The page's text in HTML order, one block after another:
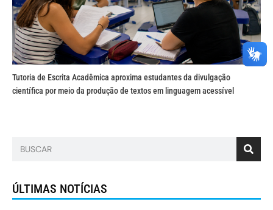
Tutoria de Escrita Acadêmica aproxima estudantes da divulgação
científica por meio da produção de textos em linguagem acessível
ÚLTIMAS NOTÍCIAS